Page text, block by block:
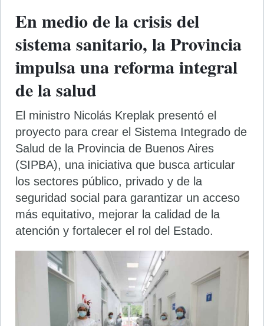
En medio de la crisis del
sistema sanitario, la Provincia
impulsa una reforma integral
de la salud
El ministro Nicolás Kreplak presentó el
proyecto para crear el Sistema Integrado de
Salud de la Provincia de Buenos Aires
(SIPBA), una iniciativa que busca articular
los sectores público, privado y de la
seguridad social para garantizar un acceso
más equitativo, mejorar la calidad de la
atención y fortalecer el rol del Estado.